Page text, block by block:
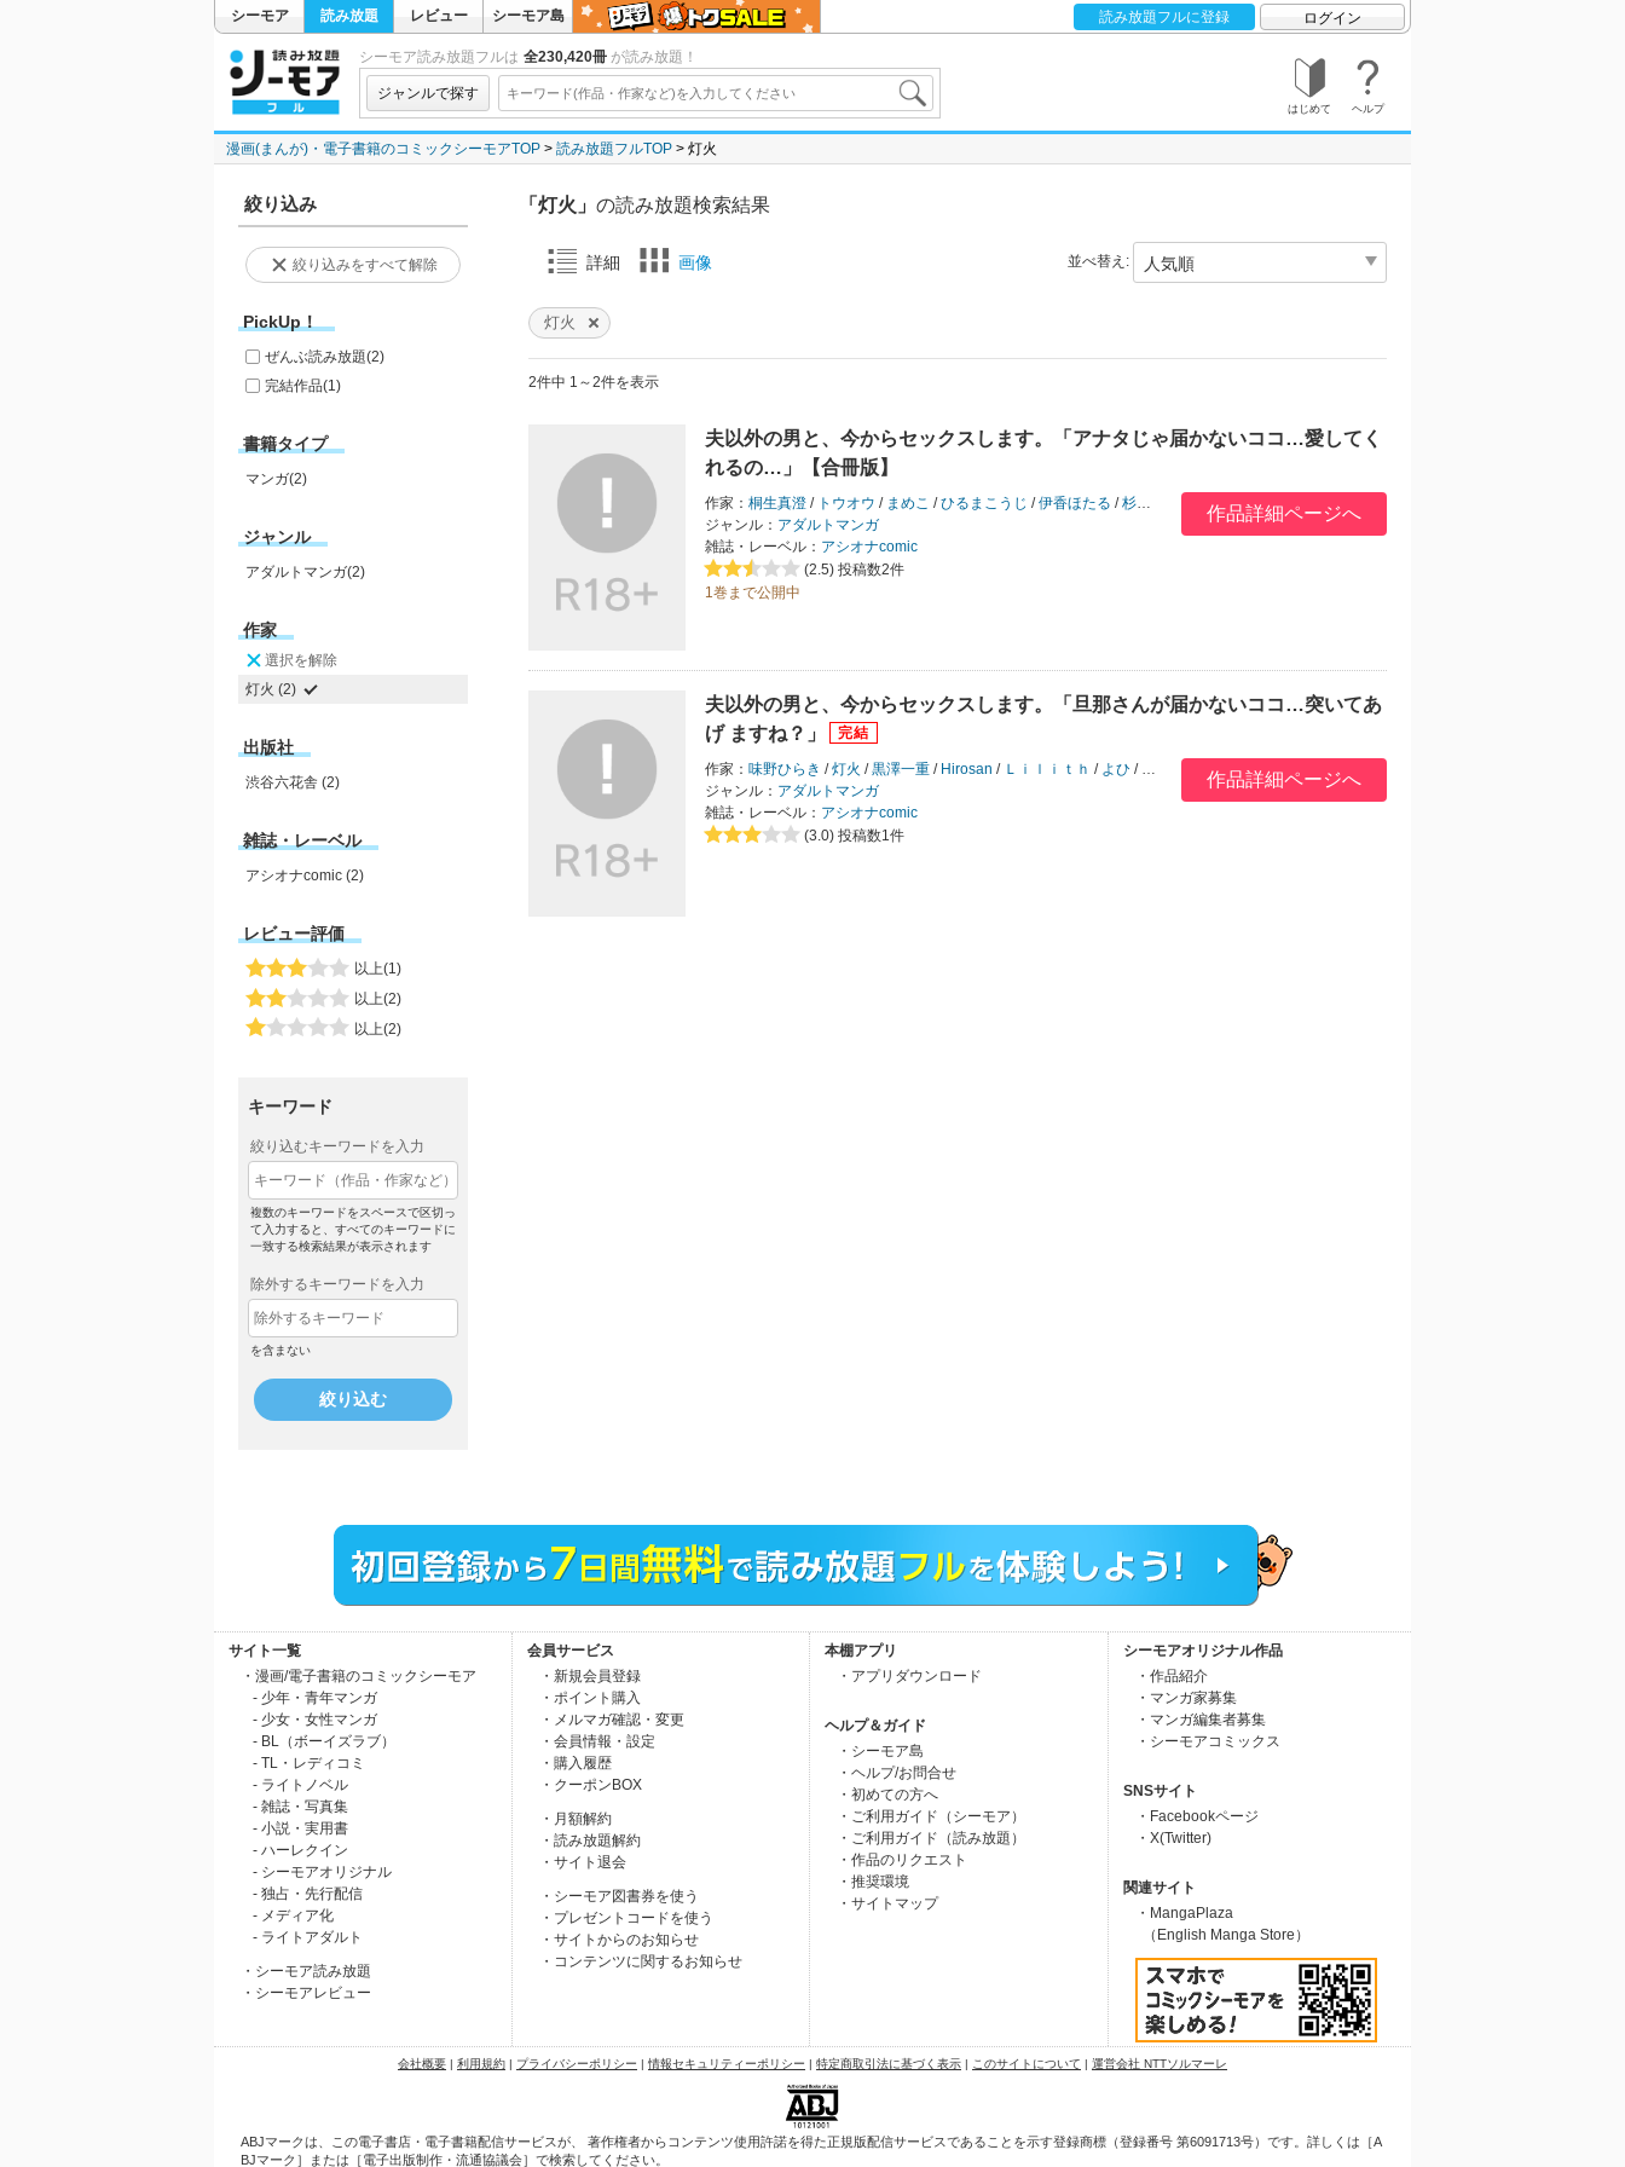
シーモア 読み放題 レビュー シーモア島 読み放題フルに登録 ログイン
シーモア読み放題フルは 全230,420冊 が読み放題！
ジャンルで探す
はじめて ヘルプ
漫画(まんが)・電子書籍のコミックシーモアTOP 読み放題フルTOP 灯火
絞り込み
絞り込みをすべて解除
PickUp！
ぜんぶ読み放題(2)
完結作品(1)
書籍タイプ
マンガ(2)
ジャンル
アダルトマンガ(2)
作家
選択を解除
灯火 (2)
出版社
渋谷六花舎 (2)
雑誌・レーベル
アシオナcomic (2)
レビュー評価
以上(1)
以上(2)
以上(2)
キーワード
絞り込むキーワードを入力
複数のキーワードをスペースで区切っ
て入力すると、すべてのキーワードに
一致する検索結果が表示されます
除外するキーワードを入力
を含まない
絞り込む
「灯火」 の読み放題検索結果
詳細 画像 並べ替え:
灯火
2件中 1～2件を表示
夫以外の男と、今からセックスします。「アナタじゃ届かないココ…愛してく
れるの…」【合冊版】
作家： 桐生真澄 / トウオウ / まめこ /ひるまこうじ /伊香ほたる /杉友カヅヒロ / あすぜむ/ くわがた子
ジャンル： アダルトマンガ
雑誌・レーベル： アシオナcomic
(2.5) 投稿数2件
1巻まで公開中
作品詳細ページへ
夫以外の男と、今からセックスします。「旦那さんが届かないココ…突いてあ
げ ますね？」
作家： 味野ひらき /灯火 /黒澤一重 / Hirosan / Ｌｉｌｉｔｈ / よひ / ドン之介/ 赤木蓮屋
めたる☆ハニィ
ジャンル： アダルトマンガ
雑誌・レーベル： アシオナcomic
(3.0) 投稿数1件
作品詳細ページへ
サイト一覧
・漫画/電子書籍のコミックシーモア
- 少年・青年マンガ
- 少女・女性マンガ
- BL（ボーイズラブ）
- TL・レディコミ
- ライトノベル
- 雑誌・写真集
- 小説・実用書
- ハーレクイン
- シーモアオリジナル
- 独占・先行配信
- メディア化
- ライトアダルト
・シーモア読み放題
・シーモアレビュー
会員サービス
・新規会員登録
・ポイント購入
・メルマガ確認・変更
・会員情報・設定
・購入履歴
・クーポンBOX
・月額解約
・読み放題解約
・サイト退会
・シーモア図書券を使う
・プレゼントコードを使う
・サイトからのお知らせ
・コンテンツに関するお知らせ
本棚アプリ
・アプリダウンロード
ヘルプ＆ガイド
・シーモア島
・ヘルプ/お問合せ
・初めての方へ
・ご利用ガイド（シーモア）
・ご利用ガイド（読み放題）
・作品のリクエスト
・推奨環境
・サイトマップ
シーモアオリジナル作品
・作品紹介
・マンガ家募集
・マンガ編集者募集
・シーモアコミックス
SNSサイト
・Facebookページ
・X(Twitter)
関連サイト
・MangaPlaza
（English Manga Store）
会社概要 利用規約 プライバシーポリシー 情報セキュリティーポリシー 特定商取引法に基づく表示 このサイトについて 運営会社 NTTソルマーレ
ABJマークは、この電子書店・電子書籍配信サービスが、 著作権者からコンテンツ使用許諾を得た正規版配信サービスであることを示す登録商標（登録番号 第6091713号）です。詳しくは［A
BJマーク］または［電子出版制作・流通協議会］で検索してください。